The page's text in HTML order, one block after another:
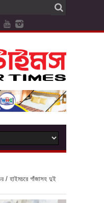
/ হাইমচরে গাঁজাসহ দুই